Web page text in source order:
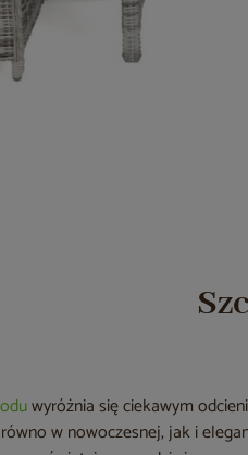
wyróżnia się ciekawym
w nowoczesnej, jak i